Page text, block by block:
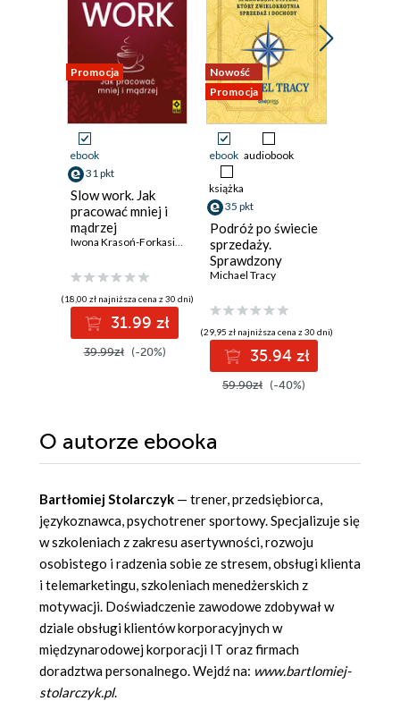
Promocja
ebook
31 pkt
Slow work. Jak
pracować mniej i
mądrzej
Iwona Krasoń-Forkasiewicz
(18,00 zł najniższa cena z 30 dni)
31.99 zł
39.99zł (-20%)
Nowość
Promocja
ebook audiobook
książka
35 pkt
Podróż po świecie
sprzedaży.
Sprawdzony
system, który
sprzedaż i dochody
Michael Tracy
(29,95 zł najniższa cena z 30 dni)
35.94 zł
59.90zł (-40%)
O autorze ebooka
Bartłomiej Stolarczyk — trener, przedsiębiorca,
językoznawca, psychotrener sportowy. Specjalizuje się
w szkoleniach z zakresu asertywności, rozwoju
osobistego i radzenia sobie ze stresem, obsługi klienta
i telemarketingu, szkoleniach menedżerskich z
motywacji. Doświadczenie zawodowe zdobywał w
dziale obsługi klientów korporacyjnych w
międzynarodowej korporacji IT oraz firmach
doradztwa personalnego. Wejdź na: www.bartlomiej-
stolarczyk.pl.